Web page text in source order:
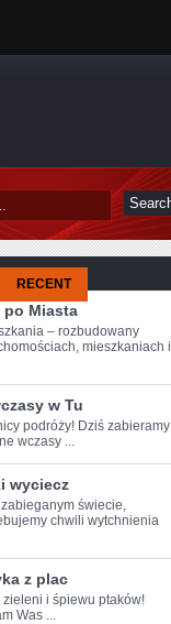
RECENT
po Miasta
– rozbudowany
mieszkaniach i
w Tu
‍podróży! Dziś zabieramy
wczasy ...
wyciecz
świecie,
chwili wytchnienia
z plac
i śpiewu ptaków!
Was ...